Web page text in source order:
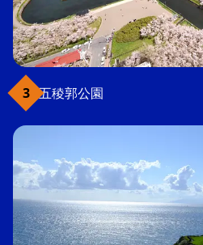
五稜郭公園